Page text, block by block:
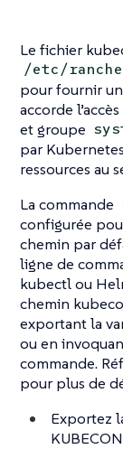
Le fichier
/etc/
pour fournir
accorde
et groupe
par
ressources au
La commande
configurée
chemin par
ligne de
kubectl ou
chemin
exportant la
ou en
commande.
pour plus de
Exportez